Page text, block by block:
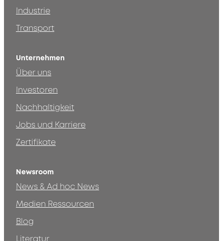
Industrie
Transport
Unternehmen
Über uns
Investoren
Nachhaltigkeit
Jobs und Karriere
Zertifikate
Newsroom
News & Ad hoc News
Medien Ressourcen
Blog